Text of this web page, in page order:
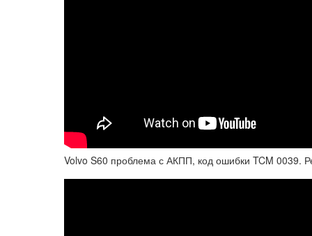
Volvo S60 проблема с АКПП, код ошибки TCM 0039.